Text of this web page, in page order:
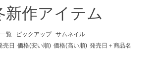
新作アイテム
覧 ピックアップ サムネイル
売日 価格(安い順) 価格(高い順) 発売日＋商品名